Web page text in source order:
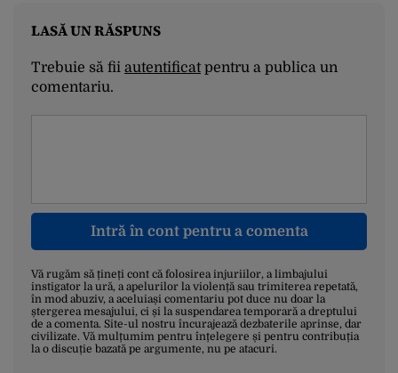
LASĂ UN RĂSPUNS
Trebuie să fii autentificatpentru a publica un
comentariu.
Intră în cont pentru a comenta
Vă rugăm să țineți cont că folosirea injuriilor, a limbajului
instigator la ură, a apelurilor la violență sau trimiterea repetată,
în mod abuziv, a aceluiași comentariu pot duce nu doar la
ștergerea mesajului, ci și la suspendarea temporară a dreptului
de a comenta. Site-ul nostru încurajează dezbaterile aprinse, dar
civilizate. Vă mulțumim pentru înțelegere și pentru contribuția
la o discuție bazată pe argumente, nu pe atacuri.